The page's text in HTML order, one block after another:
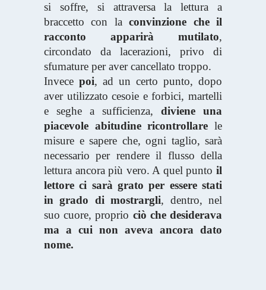
si soffre, si attraversa la lettura a
braccetto con laconvinzione che il
racconto apparirà mutilato,
circondato da lacerazioni, privo di
sfumature per aver cancellato troppo.
Invece poi, ad un certo punto, dopo
aver utilizzato cesoie e forbici, martelli
e seghe a sufficienza, diviene una
piacevole abitudine ricontrollare le
misure e sapere che, ogni taglio, sarà
necessario per rendere il flusso della
lettura ancora più vero. A quel punto il
lettore ci sarà grato per essere stati
in grado di mostrargli, dentro, nel
suo cuore, proprio ciò che desiderava
ma a cui non aveva ancora dato
nome.